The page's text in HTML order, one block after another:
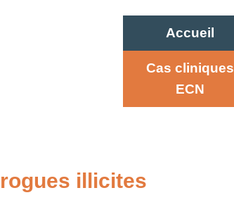
Accueil
Cas cliniques
ECN
illicites